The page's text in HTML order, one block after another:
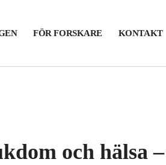
FÖR FORSKARE KONTAKT
och hälsa